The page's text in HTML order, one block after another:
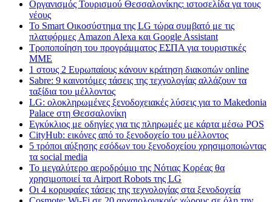
Οργανισμός Τουρισμού Θεσσαλονίκης: ιστοσελίδα γα τους
νέους
Το Smart Οικοσύστημα της LG τώρα συμβατό με τις
πλατφόρμες Amazon Alexa και Google Assistant
Τροποποίηση του προγράμματος ΕΣΠΑ για τουριστικές
ΜΜΕ
1 στους 2 Ευρωπαίους κάνουν κράτηση διακοπών online
Sabre: 9 καινοτόμες τάσεις της τεχνολογίας αλλάζουν τα
ταξίδια του μέλλοντος
LG: ολοκληρωμένες ξενοδοχειακές λύσεις για τo Makedonia
Palace στη Θεσσαλονίκη
Εγκύκλιος με οδηγίες για τις πληρωμές με κάρτα μέσω POS
CityHub: εικόνες από το ξενοδοχείο του μέλλοντος
5 τρόποι αύξησης εσόδων του ξενοδοχείου χρησιμοποιώντας
τα social media
Το μεγαλύτερο αεροδρόμιο της Νότιας Κορέας θα
χρησιμοποιεί τα Airport Robots της LG
Οι 4 κορυφαίες τάσεις της τεχνολογίας στα ξενοδοχεία